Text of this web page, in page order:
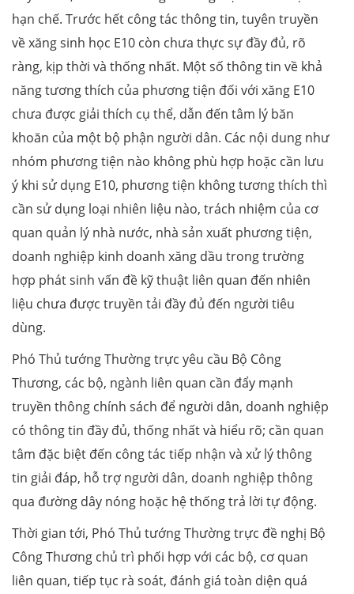
hạn chế. Trước hết công tác thông tin, tuyên truyền
về xăng sinh học E10 còn chưa thực sự đầy đủ, rõ
ràng, kịp thời và thống nhất. Một số thông tin về khả
năng tương thích của phương tiện đối với xăng E10
chưa được giải thích cụ thể, dẫn đến tâm lý băn
khoăn của một bộ phận người dân. Các nội dung như
nhóm phương tiện nào không phù hợp hoặc cần lưu
ý khi sử dụng E10, phương tiện không tương thích thì
cần sử dụng loại nhiên liệu nào, trách nhiệm của cơ
quan quản lý nhà nước, nhà sản xuất phương tiện,
doanh nghiệp kinh doanh xăng dầu trong trường
hợp phát sinh vấn đề kỹ thuật liên quan đến nhiên
liệu chưa được truyền tải đầy đủ đến người tiêu
dùng.
Phó Thủ tướng Thường trực yêu cầu Bộ Công
Thương, các bộ, ngành liên quan cần đẩy mạnh
truyền thông chính sách để người dân, doanh nghiệp
có thông tin đầy đủ, thống nhất và hiểu rõ; cần quan
tâm đặc biệt đến công tác tiếp nhận và xử lý thông
tin giải đáp, hỗ trợ người dân, doanh nghiệp thông
qua đường dây nóng hoặc hệ thống trả lời tự động.
Thời gian tới, Phó Thủ tướng Thường trực đề nghị Bộ
Công Thương chủ trì phối hợp với các bộ, cơ quan
liên quan, tiếp tục rà soát, đánh giá toàn diện quá